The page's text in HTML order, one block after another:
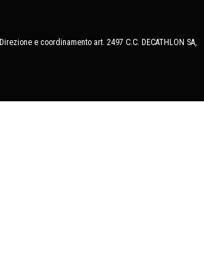
e coordinamento art. 2497 C.C. DECATHLON SA,